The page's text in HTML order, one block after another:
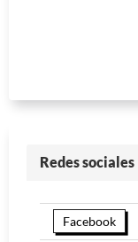
Redes sociales
Facebook